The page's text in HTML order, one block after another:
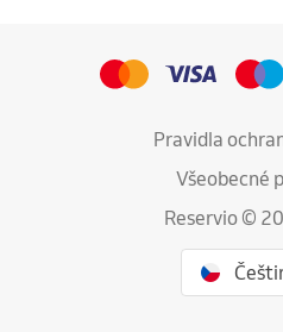
Pravidla
Všeobecné
Reservio ©